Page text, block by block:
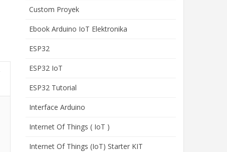
Custom Proyek
Ebook Arduino IoT Elektronika
ESP32
ESP32 IoT
ESP32 Tutorial
Interface Arduino
Internet Of Things ( IoT )
Internet Of Things (IoT) Starter KIT